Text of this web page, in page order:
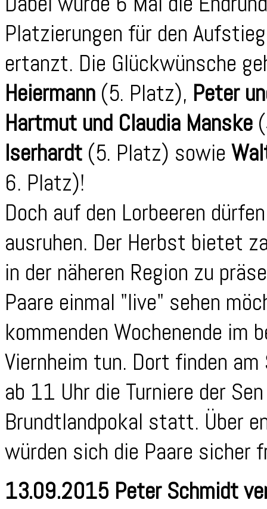
Platzierungen für den
ertanzt. Die Glückwünsche
Heiermann (5. Platz), Peter
Hartmut und Claudia Manske
Iserhardt (5. Platz) sowie
6. Platz)!
Doch auf den Lorbeeren
ausruhen. Der Herbst bietet
in der näheren Region zu
Paare einmal "live" sehen
kommenden Wochenende im
Viernheim tun. Dort finden
ab 11 Uhr die Turniere der
Brundtlandpokal statt. Über
würden sich die Paare sicher
13.09.2015 Peter Schmidt